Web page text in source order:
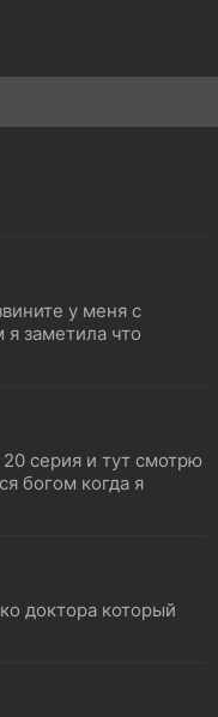
у меня с
я заметила что
серия и тут смотрю
богом когда я
доктора который